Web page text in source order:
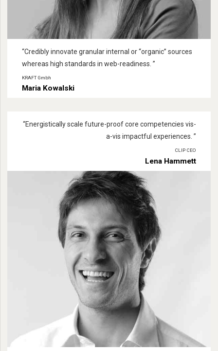
“Credibly innovate granular internal or“organic” sources
whereas high standards in web-readiness . ”
KRAFT Gmbh
Maria Kowalski
“Energistically scale future-proof core competencies vis-
a-vis impactful experiences. ”
CLIP CEO
Lena Hammett